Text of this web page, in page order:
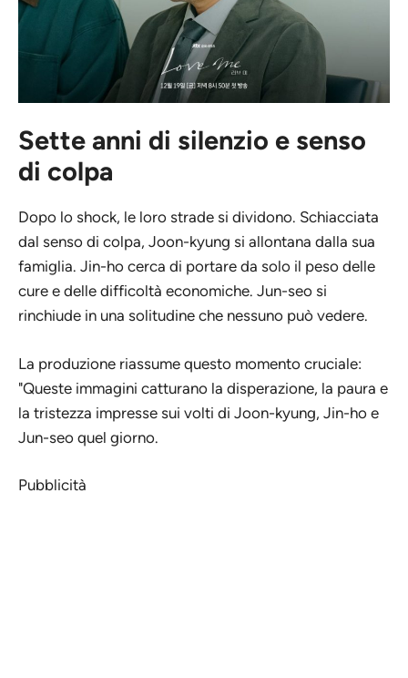
Sette anni di silenzio e senso
di colpa
Dopo lo shock, le loro strade si dividono. Schiacciata
dal senso di colpa, Joon-kyung si allontana dalla sua
famiglia. Jin-ho cerca di portare da solo il peso delle
cure e delle difficoltà economiche. Jun-seo si
rinchiude in una solitudine che nessuno può vedere.
La produzione riassume questo momento cruciale:
"Queste immagini catturano la disperazione, la paura e
la tristezza impresse sui volti di Joon-kyung, Jin-ho e
Jun-seo quel giorno.
Pubblicità